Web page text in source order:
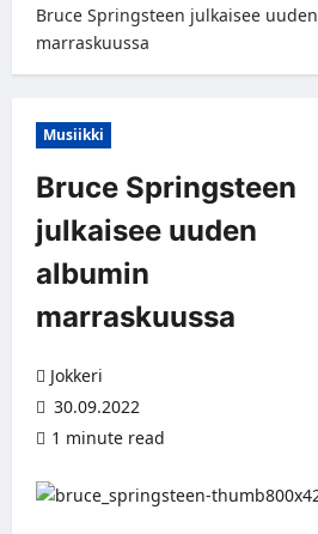
Bruce Springsteen julkaisee
marraskuussa
Musiikki
Bruce Springsteen
julkaisee uuden
albumin
marraskuussa
Jokkeri
30.09.2022
1 minute read